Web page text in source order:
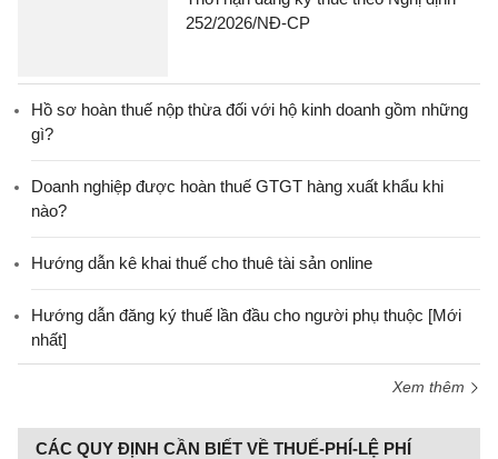
252/2026/NĐ-CP
Hồ sơ hoàn thuế nộp thừa đối với hộ kinh doanh gồm những
gì?
Doanh nghiệp được hoàn thuế GTGT hàng xuất khẩu khi
nào?
Hướng dẫn kê khai thuế cho thuê tài sản online
Hướng dẫn đăng ký thuế lần đầu cho người phụ thuộc [Mới
nhất]
Xem thêm
CÁC QUY ĐỊNH CẦN BIẾT VỀ THUẾ-PHÍ-LỆ PHÍ